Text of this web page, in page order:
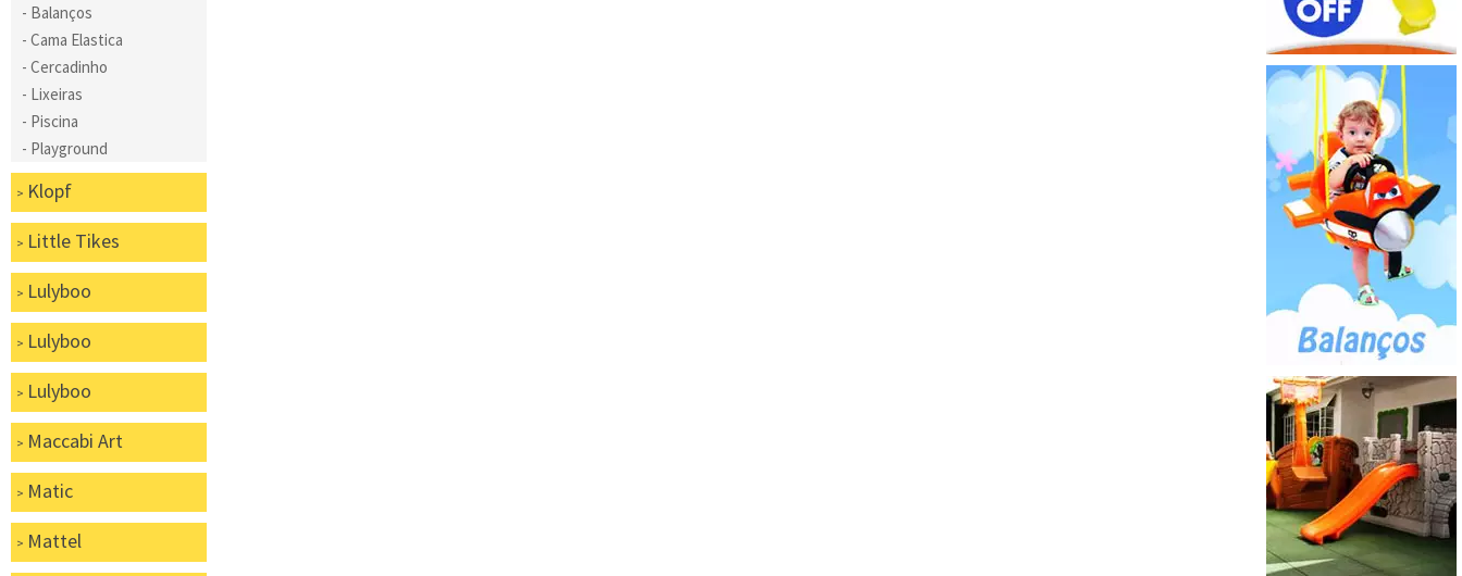
Balanços
Cama Elastica
Cercadinho
Lixeiras
Piscina
Playground
Klopf
Little Tikes
Lulyboo
Lulyboo
Lulyboo
Maccabi Art
Matic
Mattel